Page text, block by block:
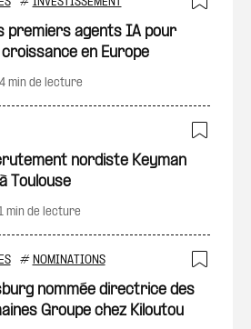
premiers agents IA pour
en Europe
4 min de lecture
nordiste Keyman
Toulouse
min de lecture
# NOMINATIONS
nommée directrice des
Groupe chez Kiloutou